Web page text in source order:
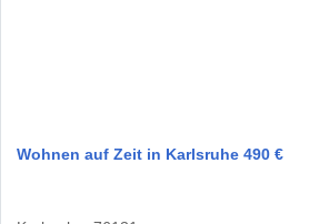
Wohnen auf Zeit in Karlsruhe 490 €